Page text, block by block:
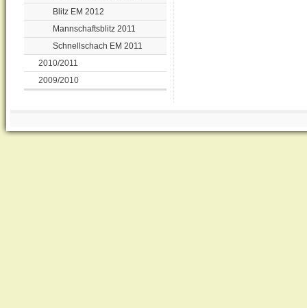
Blitz EM 2012
Mannschaftsblitz 2011
Schnellschach EM 2011
2010/2011
2009/2010